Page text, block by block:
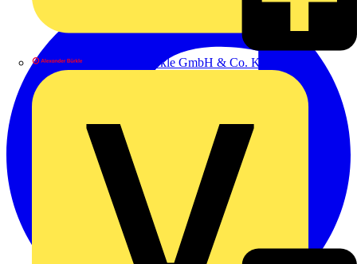
Alexander Bürkle GmbH & Co. KG